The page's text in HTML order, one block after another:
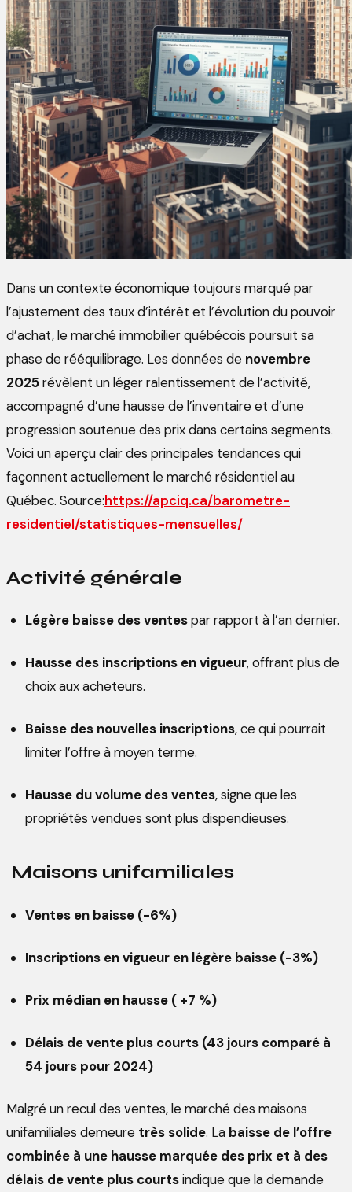
Dans un contexte économique toujours marqué par
l’ajustement des taux d’intérêt et l’évolution du pouvoir
d’achat, le marché immobilier québécois poursuit sa
phase de rééquilibrage. Les données de novembre
2025révèlent un léger ralentissement de l’activité,
accompagné d’une hausse de l’inventaire et d’une
progression soutenue des prix dans certains segments.
Voici un aperçu clair des principales tendances qui
façonnent actuellement le marché résidentiel au
Québec. Source:https://apciq.ca/barometre-
residentiel/statistiques-mensuelles/
Activité générale
Légère baisse des ventespar rapport à l’an dernier.
Hausse des inscriptions en vigueur, offrant plus de
choix aux acheteurs.
Baisse des nouvelles inscriptions, ce qui pourrait
limiter l’offre à moyen terme.
Hausse du volume des ventes, signe que les
propriétés vendues sont plus dispendieuses.
Maisons unifamiliales
Ventes en baisse (-6%)
Inscriptions en vigueur en légère baisse (-3%)
Prix médian en hausse ( +7 %)
Délais de vente plus courts (43 jours comparé à
54 jours pour 2024)
Malgré un recul des ventes, le marché des maisons
unifamiliales demeure très solide. La baisse de l’offre
combinée à une hausse marquée des prix et à des
délais de vente plus courtsindique que la demande